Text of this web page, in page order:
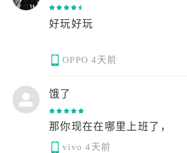
好玩好玩
OPPO 4天前
饿了
vivo 4天前